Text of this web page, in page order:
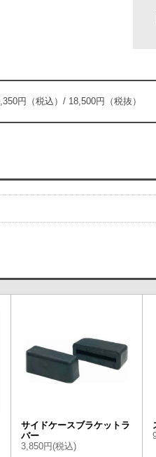
円（税込）/ 18,500円（税抜）
サイドケースブラケットラ
バー
3,850円(税込)